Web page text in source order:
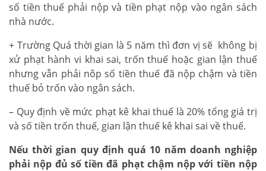
số tiền thuế phải nộp và tiền phạt nộp vào ngân sách
nhà nước.
+ Trường Quá thời gian là 5 năm thì đơn vị sẽ không bị
xử phạt hành vi khai sai, trốn thuế hoặc gian lận thuế
nhưng vẫn phải nôp số tiền thuế đã nộp chậm và tiền
thuế bỏ trốn vào ngân sách.
– Quy định về mức phạt kê khai thuế là 20% tổng giá trị
và số tiền trốn thuế, gian lận thuế kê khai sai về thuế.
Nếu thời gian quy định quá 10 năm doanh nghiệp
phải nộp đủ số tiền đã phạt chậm nộp với tiền nộp